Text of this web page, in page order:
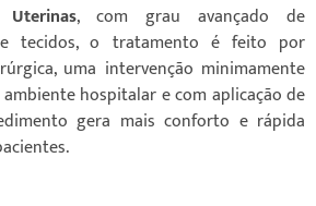
Uterinas, com grau avançado de
tecidos, o tratamento é feito por
uma intervenção minimamente
hospitalar e com aplicação de
gera mais conforto e rápida